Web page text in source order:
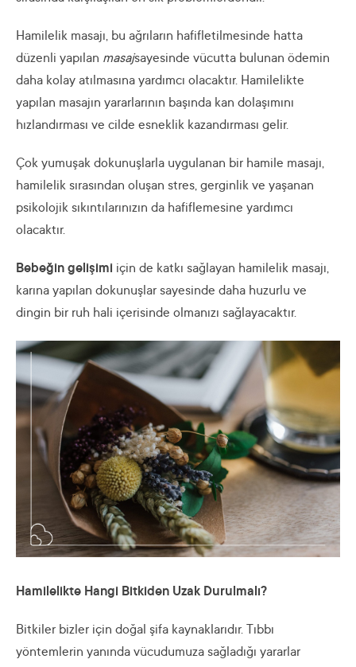
Hamilelik masajı, bu ağrıların hafifletilmesinde hatta
düzenli yapılan masajsayesinde vücutta bulunan ödemin
daha kolay atılmasına yardımcı olacaktır. Hamilelikte
yapılan masajın yararlarının başında kan dolaşımını
hızlandırması ve cilde esneklik kazandırması gelir.
Çok yumuşak dokunuşlarla uygulanan bir hamile masajı,
hamilelik sırasından oluşan stres, gerginlik ve yaşanan
psikolojik sıkıntılarınızın da hafiflemesine yardımcı
olacaktır.
Bebeğin gelişimi için de katkı sağlayan hamilelik masajı,
karına yapılan dokunuşlar sayesinde daha huzurlu ve
dingin bir ruh hali içerisinde olmanızı sağlayacaktır.
Hamilelikte Hangi Bitkiden Uzak Durulmalı?
Bitkiler bizler için doğal şifa kaynaklarıdır. Tıbbı
yöntemlerin yanında vücudumuza sağladığı yararlar